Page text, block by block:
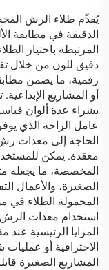
يُقدِّم طلاء الرش
الدقيقة في مطابقة
المرتبطة باختيار
دقيق للون من خلال
رقمية، ما يضمن
أو المشاريع
بشراء عدة ألوان
عامل الراحة الذي
الحاجة إلى معدات
معقدة. يمكن
المخصصة، ما يجعله
الصغيرة، والأعمال
المحمولة الطلاء في
استخدام معدات الرش
المزايا الرئيسية
الاحترافية أو
المشاريع الصغيرة